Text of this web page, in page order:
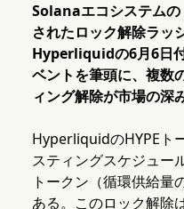
Solanaエコシステム
されたロック解除ラッ
Hyperliquidの6月6日
ベントを筆頭に、複数
ィング解除が市場の深
HyperliquidのHYPEト
スティングスケジュー
トークン（循環供給量
ある。このロック解除